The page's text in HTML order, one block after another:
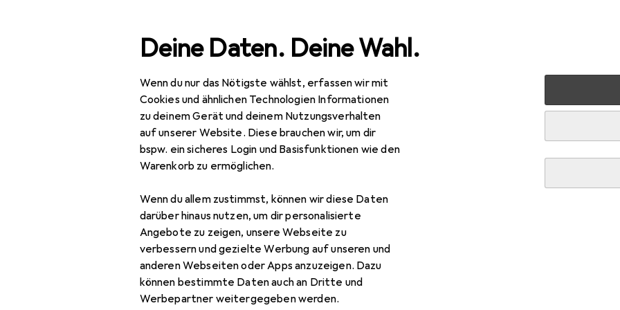
Deine Daten. Deine Wahl.
Wenn du nur das Nötigste wählst, erfassen wir mit
Cookies und ähnlichen Technologien Informationen
zu deinem Gerät und deinem Nutzungsverhalten
auf unserer Website. Diese brauchen wir, um dir
bspw. ein sicheres Login und Basisfunktionen wie den
Warenkorb zu ermöglichen.
Wenn du allem zustimmst, können wir diese Daten
darüber hinaus nutzen, um dir personalisierte
Angebote zu zeigen, unsere Webseite zu
verbessern und gezielte Werbung auf unseren und
anderen Webseiten oder Apps anzuzeigen. Dazu
können bestimmte Daten auch an Dritte und
Werbepartner weitergegeben werden.
Navigation nach Kategorien IT + Multimedia Smartphones + Tablets